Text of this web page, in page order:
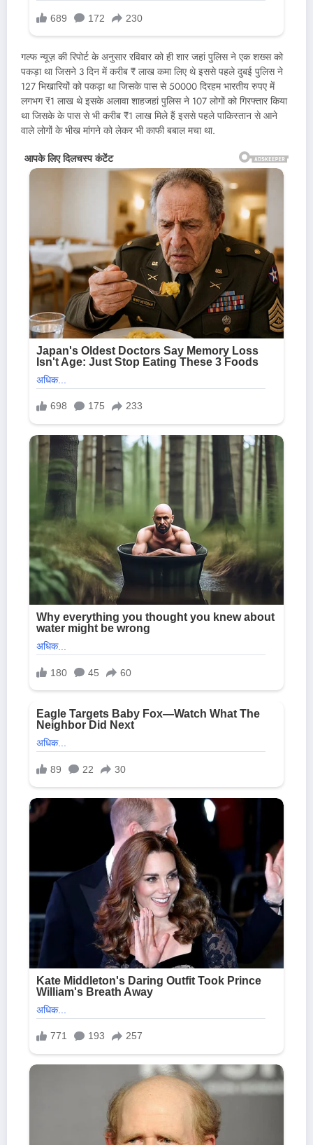
गल्फ न्यूज़ की रिपोर्ट के अनुसार रविवार को ही शार जहां पुलिस ने एक शख्स को
पकड़ा था जिसने 3 दिन में करीब ₹ लाख कमा लिए थे इससे पहले दुबई पुलिस ने
127 भिखारियों को पकड़ा था जिसके पास से 50000 दिरहम भारतीय रुपए में
लगभग ₹1 लाख थे इसके अलावा शाहजहां पुलिस ने 107 लोगों को गिरफ्तार किया
था जिसके के पास से भी करीब ₹1 लाख मिले हैं इससे पहले पाकिस्तान से आने
वाले लोगों के भीख मांगने को लेकर भी काफी बबाल मचा था.